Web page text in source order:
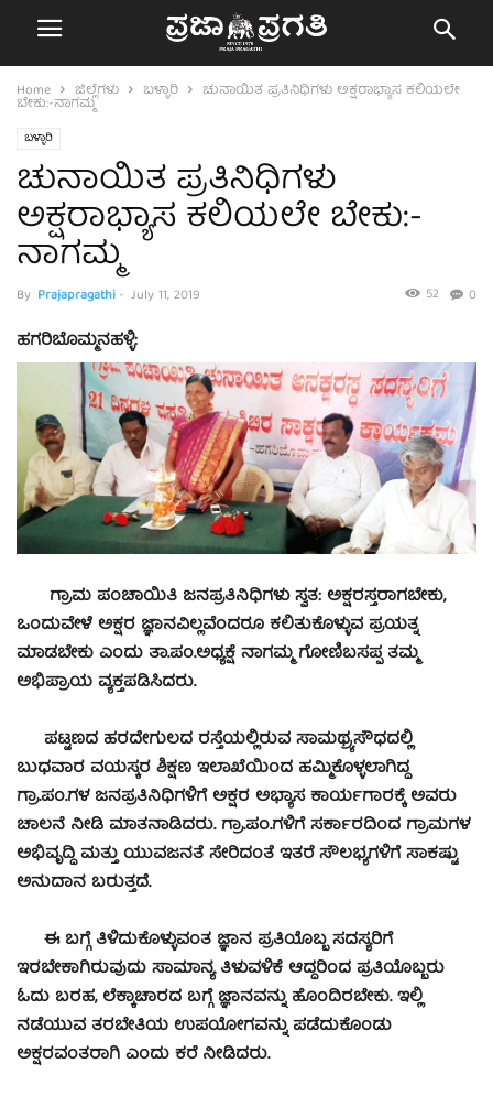
Home ಜಿಲ್ಲೆಗಳು ಬಳ್ಳಾರಿ ಚುನಾಯಿತ ಪ್ರತಿನಿಧಿಗಳು ಅಕ್ಷರಾಭ್ಯಾಸ ಕಲಿಯಲೇ
ಬೇಕು:-ನಾಗಮ್ಮ
ಬಳ್ಳಾರಿ
ಚುನಾಯಿತ ಪ್ರತಿನಿಧಿಗಳು
ಅಕ್ಷರಾಭ್ಯಾಸ ಕಲಿಯಲೇ ಬೇಕು:-
ನಾಗಮ್ಮ
By Prajapragathi- July 11, 2019 0
52
ಹಗರಿಬೊಮ್ಮನಹಳ್ಳಿ:
ಗ್ರಾಮ ಪಂಚಾಯಿತಿ ಜನಪ್ರತಿನಿಧಿಗಳು ಸ್ವತ: ಅಕ್ಷರಸ್ತರಾಗಬೇಕು,
ಒಂದುವೇಳೆ ಅಕ್ಷರ ಜ್ಞಾನವಿಲ್ಲವೆಂದರೂ ಕಲಿತುಕೊಳ್ಳುವ ಪ್ರಯತ್ನ
ಮಾಡಬೇಕು ಎಂದು ತಾ.ಪಂ.ಅಧ್ಯಕ್ಷೆ ನಾಗಮ್ಮ ಗೋಣಿಬಸಪ್ಪ ತಮ್ಮ
ಅಭಿಪ್ರಾಯ ವ್ಯಕ್ತಪಡಿಸಿದರು.
ಪಟ್ಟಣದ ಹರದೇಗುಲದ ರಸ್ತೆಯಲ್ಲಿರುವ ಸಾಮಥ್ರ್ಯಸೌಧದಲ್ಲಿ
ಬುಧವಾರ ವಯಸ್ಕರ ಶಿಕ್ಷಣ ಇಲಾಖೆಯಿಂದ ಹಮ್ಮಿಕೊಳ್ಳಲಾಗಿದ್ದ
ಗ್ರಾ.ಪಂ.ಗಳ ಜನಪ್ರತಿನಿಧಿಗಳಿಗೆ ಅಕ್ಷರ ಅಭ್ಯಾಸ ಕಾರ್ಯಗಾರಕ್ಕೆ ಅವರು
ಚಾಲನೆ ನೀಡಿ ಮಾತನಾಡಿದರು. ಗ್ರಾ.ಪಂ.ಗಳಿಗೆ ಸರ್ಕಾರದಿಂದ ಗ್ರಾಮಗಳ
ಅಭಿವೃದ್ಧಿ ಮತ್ತು ಯುವಜನತೆ ಸೇರಿದಂತೆ ಇತರೆ ಸೌಲಭ್ಯಗಳಿಗೆ ಸಾಕಷ್ಟು
ಅನುದಾನ ಬರುತ್ತದೆ.
ಈ ಬಗ್ಗೆ ತಿಳಿದುಕೊಳ್ಳುವಂತ ಜ್ಞಾನ ಪ್ರತಿಯೊಬ್ಬ ಸದಸ್ಯರಿಗೆ
ಇರಬೇಕಾಗಿರುವುದು ಸಾಮಾನ್ಯ ತಿಳುವಳಿಕೆ ಆದ್ದರಿಂದ ಪ್ರತಿಯೊಬ್ಬರು
ಓದು ಬರಹ, ಲೆಕ್ಕಾಚಾರದ ಬಗ್ಗೆ ಜ್ಞಾನವನ್ನು ಹೊಂದಿರಬೇಕು. ಇಲ್ಲಿ
ನಡೆಯುವ ತರಬೇತಿಯ ಉಪಯೋಗವನ್ನು ಪಡೆದುಕೊಂಡು
ಅಕ್ಷರವಂತರಾಗಿ ಎಂದು ಕರೆ ನೀಡಿದರು.